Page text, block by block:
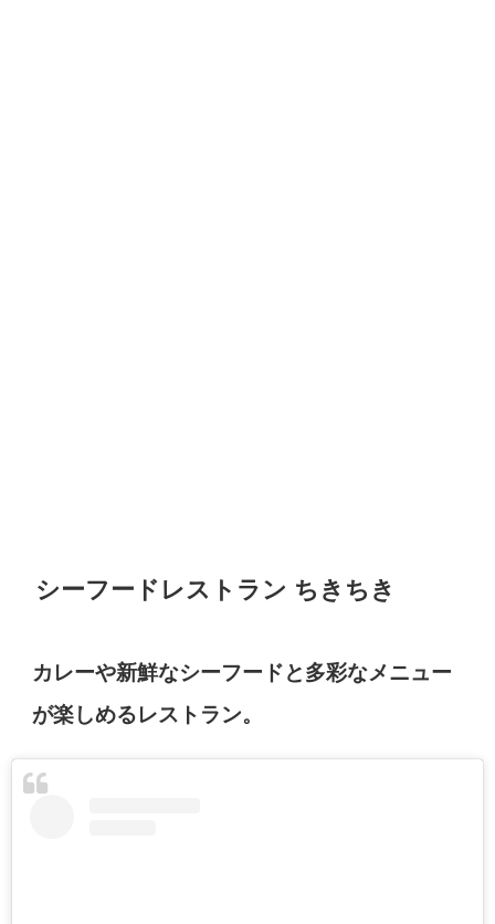
シーフードレストラン ちきちき
カレーや新鮮なシーフードと多彩なメニュー
が楽しめるレストラン。